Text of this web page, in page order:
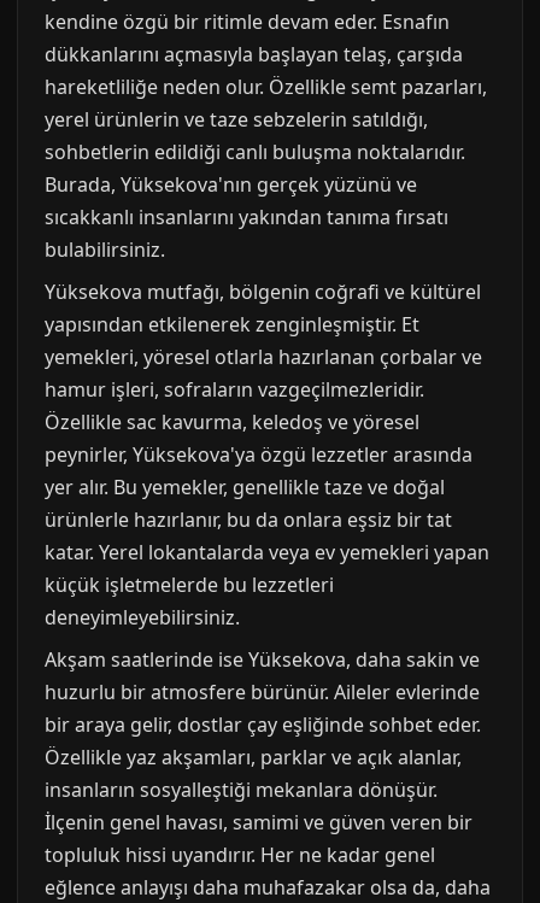
kendine özgü bir ritimle devam eder. Esnafın
dükkanlarını açmasıyla başlayan telaş, çarşıda
hareketliliğe neden olur. Özellikle semt pazarları,
yerel ürünlerin ve taze sebzelerin satıldığı,
sohbetlerin edildiği canlı buluşma noktalarıdır.
Burada, Yüksekova'nın gerçek yüzünü ve
sıcakkanlı insanlarını yakından tanıma fırsatı
bulabilirsiniz.
Yüksekova mutfağı, bölgenin coğrafi ve kültürel
yapısından etkilenerek zenginleşmiştir. Et
yemekleri, yöresel otlarla hazırlanan çorbalar ve
hamur işleri, sofraların vazgeçilmezleridir.
Özellikle sac kavurma, keledoş ve yöresel
peynirler, Yüksekova'ya özgü lezzetler arasında
yer alır. Bu yemekler, genellikle taze ve doğal
ürünlerle hazırlanır, bu da onlara eşsiz bir tat
katar. Yerel lokantalarda veya ev yemekleri yapan
küçük işletmelerde bu lezzetleri
deneyimleyebilirsiniz.
Akşam saatlerinde ise Yüksekova, daha sakin ve
huzurlu bir atmosfere bürünür. Aileler evlerinde
bir araya gelir, dostlar çay eşliğinde sohbet eder.
Özellikle yaz akşamları, parklar ve açık alanlar,
insanların sosyalleştiği mekanlara dönüşür.
İlçenin genel havası, samimi ve güven veren bir
topluluk hissi uyandırır. Her ne kadar genel
eğlence anlayışı daha muhafazakar olsa da, daha